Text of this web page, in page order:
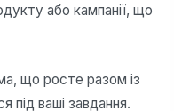
або кампанії, що
що росте разом із
під ваші завдання.